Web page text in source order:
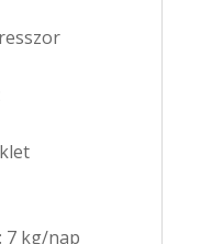
7 kg/nap